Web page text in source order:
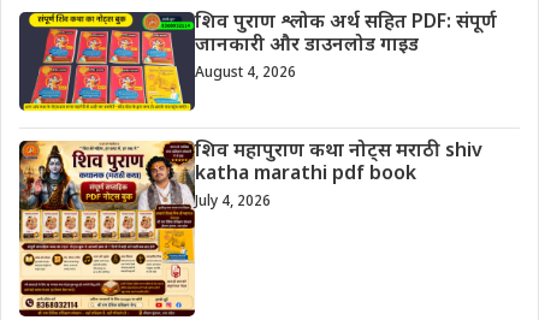
शिव पुराण श्लोक अर्थ सहित PDF: संपूर्ण
जानकारी और डाउनलोड गाइड
August 4, 2026
शिव महापुराण कथा नोट्स मराठी shiv
katha marathi pdf book
July 4, 2026